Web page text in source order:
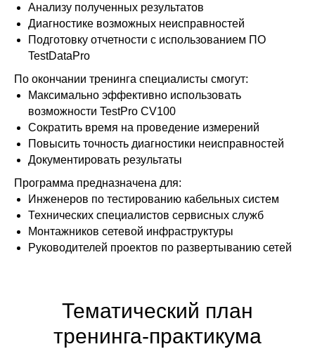
Анализу полученных результатов
Диагностике возможных неисправностей
Подготовку отчетности с использованием ПО
TestDataPro
По окончании тренинга специалисты смогут:
Максимально эффективно использовать
возможности TestPro CV100
Сократить время на проведение измерений
Повысить точность диагностики неисправностей
Документировать результаты
Программа предназначена для:
Инженеров по тестированию кабельных систем
Технических специалистов сервисных служб
Монтажников сетевой инфраструктуры
Руководителей проектов по развертыванию сетей
Тематический план
тренинга-практикума